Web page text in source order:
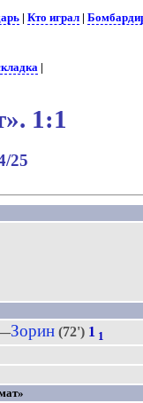
|Кто играл |
|
1:1
25
Зорин (72') 1 1